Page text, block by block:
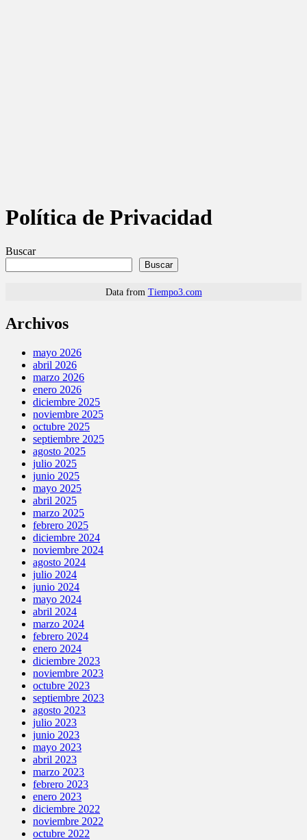
Política de Privacidad
Buscar
Buscar
Data from Tiempo3.com
Archivos
mayo 2026
abril 2026
marzo 2026
enero 2026
diciembre 2025
noviembre 2025
octubre 2025
septiembre 2025
agosto 2025
julio 2025
junio 2025
mayo 2025
abril 2025
marzo 2025
febrero 2025
diciembre 2024
noviembre 2024
agosto 2024
julio 2024
junio 2024
mayo 2024
abril 2024
marzo 2024
febrero 2024
enero 2024
diciembre 2023
noviembre 2023
octubre 2023
septiembre 2023
agosto 2023
julio 2023
junio 2023
mayo 2023
abril 2023
marzo 2023
febrero 2023
enero 2023
diciembre 2022
noviembre 2022
octubre 2022